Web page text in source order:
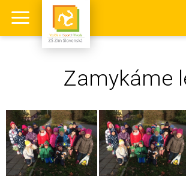
Zamykáme